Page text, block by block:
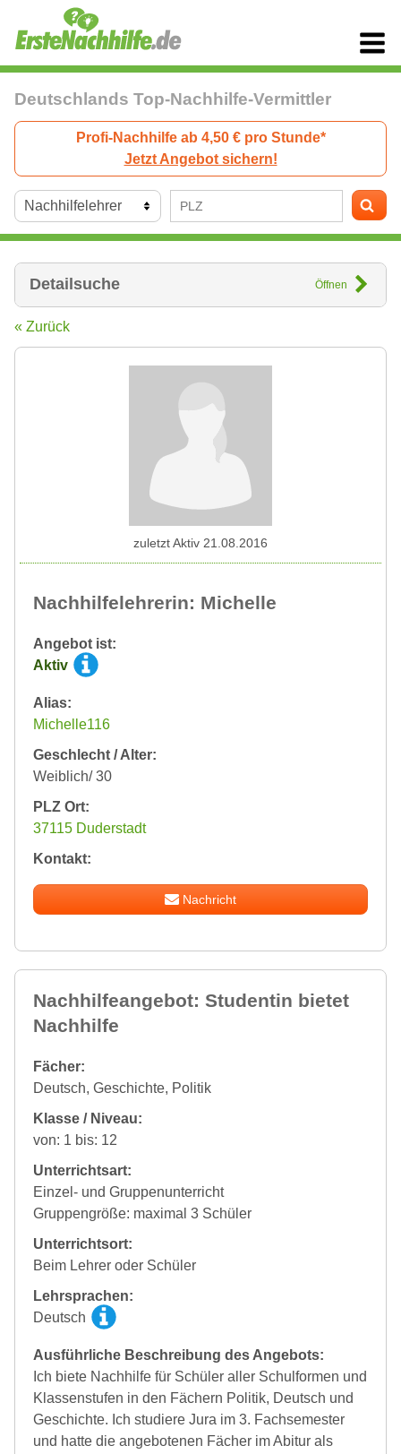
Deutschlands Top-Nachhilfe-Vermittler
Profi-Nachhilfe ab 4,50 € pro Stunde*
Jetzt Angebot sichern!
Detailsuche Öffnen
« Zurück
Nachhilfelehrerin: Michelle
Angebot ist:
Aktiv
Alias:
Michelle116
Geschlecht / Alter:
Weiblich/ 30
PLZ Ort:
37115 Duderstadt
Kontakt:
Nachricht
zuletzt Aktiv 21.08.2016
Nachhilfeangebot: Studentin bietet
Nachhilfe
Fächer:
Deutsch, Geschichte, Politik
Klasse / Niveau:
von: 1 bis: 12
Unterrichtsart:
Einzel- und Gruppenunterricht
Gruppengröße: maximal 3 Schüler
Unterrichtsort:
Beim Lehrer oder Schüler
Lehrsprachen:
Deutsch
Ausführliche Beschreibung des Angebots:
Ich biete Nachhilfe für Schüler aller Schulformen und
Klassenstufen in den Fächern Politik, Deutsch und
Geschichte. Ich studiere Jura im 3. Fachsemester
und hatte die angebotenen Fächer im Abitur als